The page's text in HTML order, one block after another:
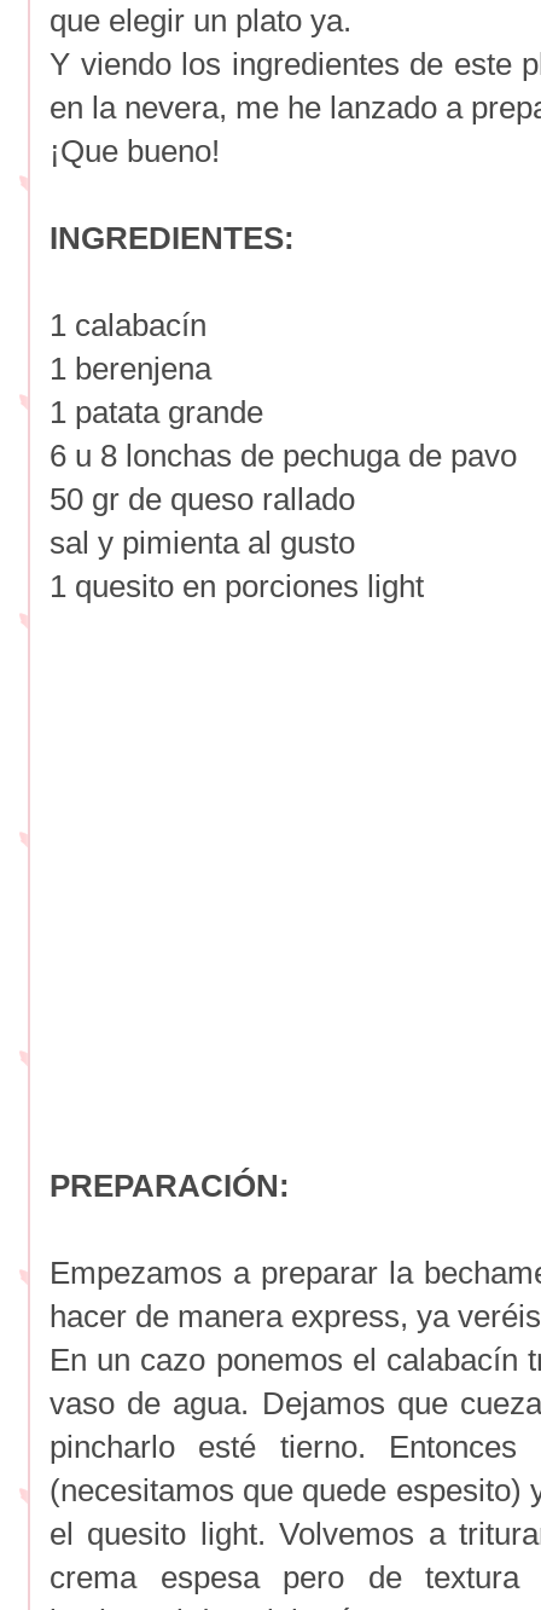
que elegir un plato ya.
Y viendo los ingredientes de este
en la nevera, me he lanzado a
¡Que bueno!
INGREDIENTES:
1 calabacín
1 berenjena
1 patata grande
6 u 8 lonchas de pechuga de pavo
50 gr de queso rallado
sal y pimienta al gusto
1 quesito en porciones light
PREPARACIÓN:
Empezamos a preparar la
hacer de manera express, ya
En un cazo ponemos el calabacín
vaso de agua. Dejamos que
pincharlo esté tierno.
(necesitamos que quede espesito)
el quesito light. Volvemos a
crema espesa pero de textura